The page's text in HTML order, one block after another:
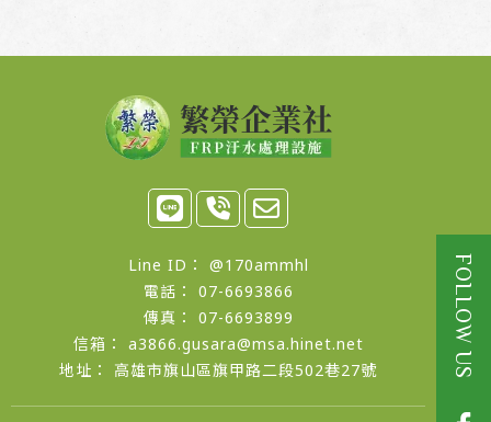
@170ammhl
07-6693866
07-6693899
a3866.gusara@msa.hinet.net
高雄市旗山區旗甲路二段502巷27號